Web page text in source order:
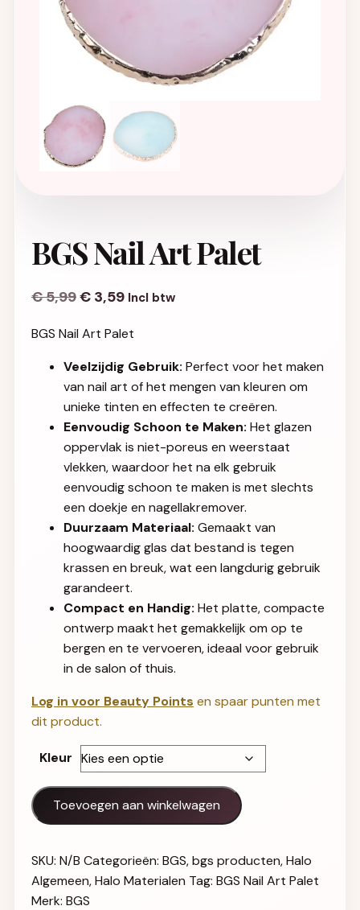
BGS Nail Art Palet
€5,99€ 3,59 Incl btw
BGS Nail Art Palet
Veelzijdig Gebruik: Perfect voor het maken
van nail art of het mengen van kleuren om
unieke tinten en effecten te creëren.
Eenvoudig Schoon te Maken: Het glazen
oppervlak is niet-poreus en weerstaat
vlekken, waardoor het na elk gebruik
eenvoudig schoon te maken is met slechts
een doekje en nagellakremover.
Duurzaam Materiaal: Gemaakt van
hoogwaardig glas dat bestand is tegen
krassen en breuk, wat een langdurig gebruik
garandeert.
Compact en Handig: Het platte, compacte
ontwerp maakt het gemakkelijk om op te
bergen en te vervoeren, ideaal voor gebruik
in de salon of thuis.
Log in voor Beauty Points en spaar punten met
dit product.
Kleur
BGS Nail Art Palet aantal
Toevoegen aan winkelwagen
SKU: N/B Categorieën: BGS,bgs producten,Halo
Algemeen,Halo Materialen Tag: BGS Nail Art Palet
Merk: BGS